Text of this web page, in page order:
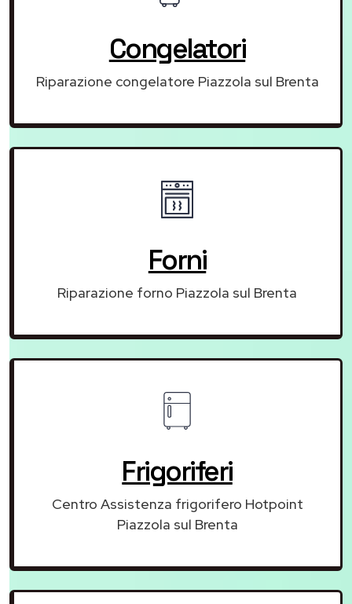
Congelatori
Riparazione congelatore Piazzola sul Brenta
Forni
Riparazione forno Piazzola sul Brenta
Frigoriferi
Centro Assistenza frigorifero Hotpoint
Piazzola sul Brenta